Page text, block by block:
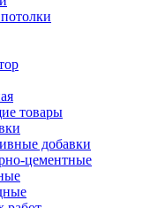
товары
добавки
цементные